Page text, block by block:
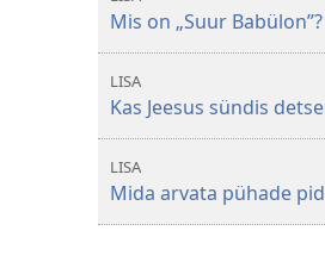
Mis on „Suur Babülon”?
LISA
Kas Jeesus sündis
LISA
Mida arvata pühade